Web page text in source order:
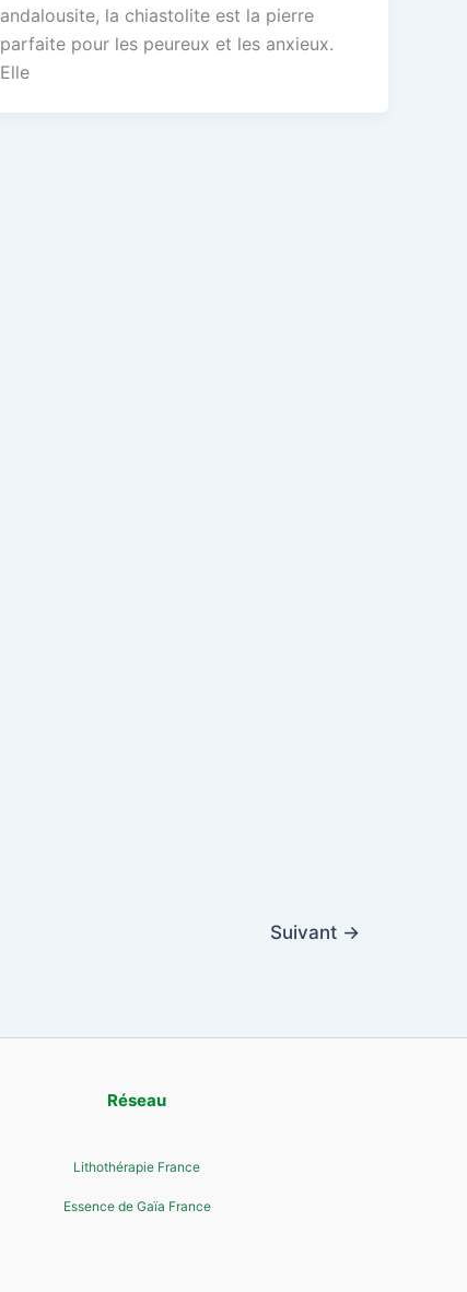
andalousite, la chiastolite est la pierre
parfaite pour les peureux et les anxieux.
Elle
Suivant →
Réseau
Lithothérapie France
Essence de Gaïa France